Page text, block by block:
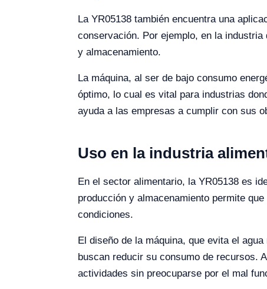
La YR05138 también encuentra una
conservación. Por ejemplo, en la
y almacenamiento.
La máquina, al ser de bajo consumo
óptimo, lo cual es vital para industrias
ayuda a las empresas a cumplir con sus
Uso en la industria
En el sector alimentario, la YR05138 es
producción y almacenamiento permite
condiciones.
El diseño de la máquina, que evita el
buscan reducir su consumo de recursos.
actividades sin preocuparse por el mal